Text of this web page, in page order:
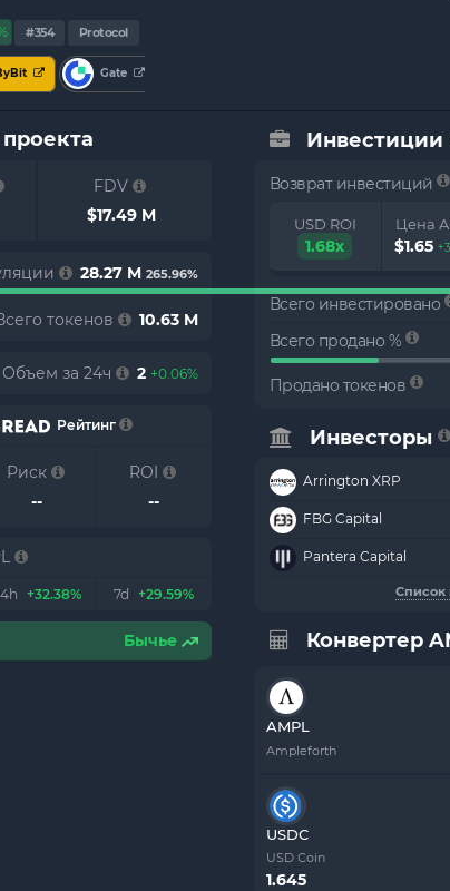
#354 Protocol
Gate
FDV
$17.49 M
28.27 M 265.96%
токенов 10.63 M
Объем за 24ч 2 +0.06%
Рейтинг
Риск
--
ROI
--
+32.38% 7d +29.59%
Бычье
Инвестиции
Возврат инвестиций
USD ROI
1.68x
Цена
$1.65
Всего инвестировано
Всего продано %
Продано токенов
Инвесторы
Arrington XRP
FBG Capital
Pantera Capital
Список
Конвертер
AMPL
Ampleforth
USDC
USD Coin
1.645